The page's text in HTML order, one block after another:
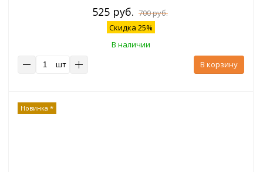
525 руб. 700 руб.
Скидка 25%
В наличии
шт
В корзину
Новинка *